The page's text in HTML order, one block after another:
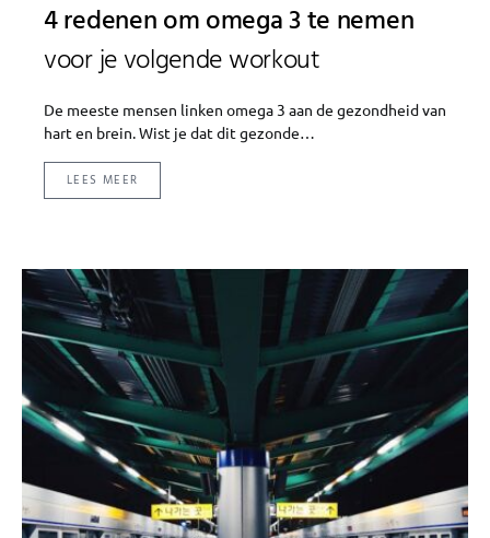
4 redenen om omega 3 te nemen
voor je volgende workout
De meeste mensen linken omega 3 aan de gezondheid van
hart en brein. Wist je dat dit gezonde…
LEES MEER